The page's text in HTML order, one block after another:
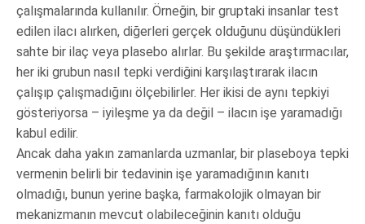
çalışmalarında kullanılır. Örneğin, bir gruptaki insanlar test
edilen ilacı alırken, diğerleri gerçek olduğunu düşündükleri
sahte bir ilaç veya plasebo alırlar. Bu şekilde araştırmacılar,
her iki grubun nasıl tepki verdiğini karşılaştırarak ilacın
çalışıp çalışmadığını ölçebilirler. Her ikisi de aynı tepkiyi
gösteriyorsa – iyileşme ya da değil – ilacın işe yaramadığı
kabul edilir.
Ancak daha yakın zamanlarda uzmanlar, bir plaseboya tepki
vermenin belirli bir tedavinin işe yaramadığının kanıtı
olmadığı, bunun yerine başka, farmakolojik olmayan bir
mekanizmanın mevcut olabileceğinin kanıtı olduğu